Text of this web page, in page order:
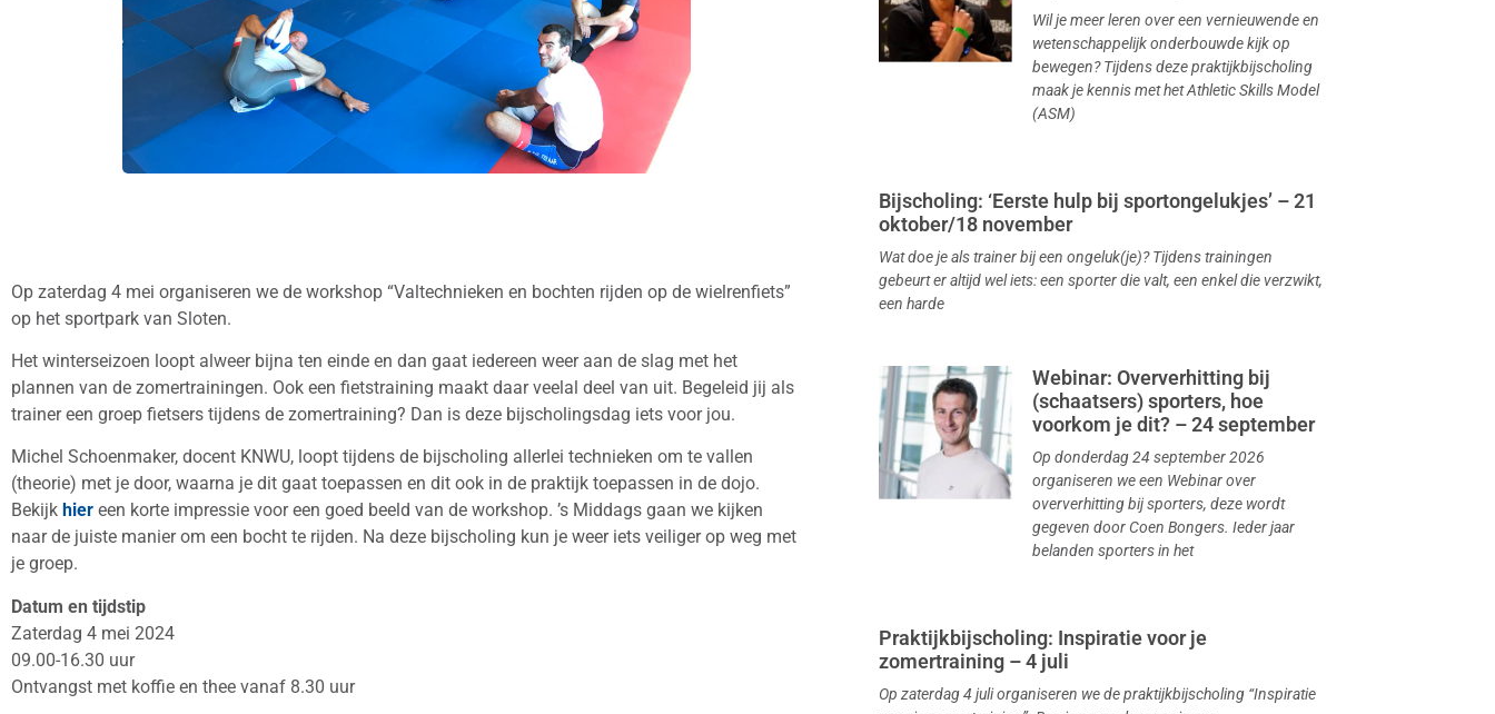
Op zaterdag 4 mei organiseren we de workshop “Valtechnieken en bochten rijden op de wielrenfiets”
op het sportpark van Sloten.
Het winterseizoen loopt alweer bijna ten einde en dan gaat iedereen weer aan de slag met het
plannen van de zomertrainingen. Ook een fietstraining maakt daar veelal deel van uit. Begeleid jij als
trainer een groep fietsers tijdens de zomertraining? Dan is deze bijscholingsdag iets voor jou.
Michel Schoenmaker, docent KNWU, loopt tijdens de bijscholing allerlei technieken om te vallen
(theorie) met je door, waarna je dit gaat toepassen en dit ook in de praktijk toepassen in de dojo.
Bekijk hier een korte impressie voor een goed beeld van de workshop. ’s Middags gaan we kijken
naar de juiste manier om een bocht te rijden. Na deze bijscholing kun je weer iets veiliger op weg met
je groep.
Datum en tijdstip
Zaterdag 4 mei 2024
09.00-16.30 uur
Ontvangst met koffie en thee vanaf 8.30 uur
Wil je meer leren over een vernieuwende en
wetenschappelijk onderbouwde kijk op
bewegen? Tijdens deze praktijkbijscholing
maak je kennis met het Athletic Skills Model
(ASM)
Bijscholing: ‘Eerste hulp bij sportongelukjes’ – 21
oktober/18 november
Wat doe je als trainer bij een ongeluk(je)? Tijdens trainingen
gebeurt er altijd wel iets: een sporter die valt, een enkel die verzwikt,
een harde
Webinar: Oververhitting bij
(schaatsers) sporters, hoe
voorkom je dit? – 24 september
Op donderdag 24 september 2026
organiseren we een Webinar over
oververhitting bij sporters, deze wordt
gegeven door Coen Bongers. Ieder jaar
belanden sporters in het
Praktijkbijscholing: Inspiratie voor je
zomertraining – 4 juli
Op zaterdag 4 juli organiseren we de praktijkbijscholing “Inspiratie